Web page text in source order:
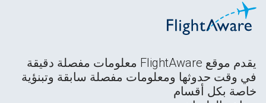
يقدم موقع FlightAware معلومات مفصلة دقيقة
في وقت حدوثها ومعلومات مفصلة سابقة وتبنؤية
خاصة بكل أقسام